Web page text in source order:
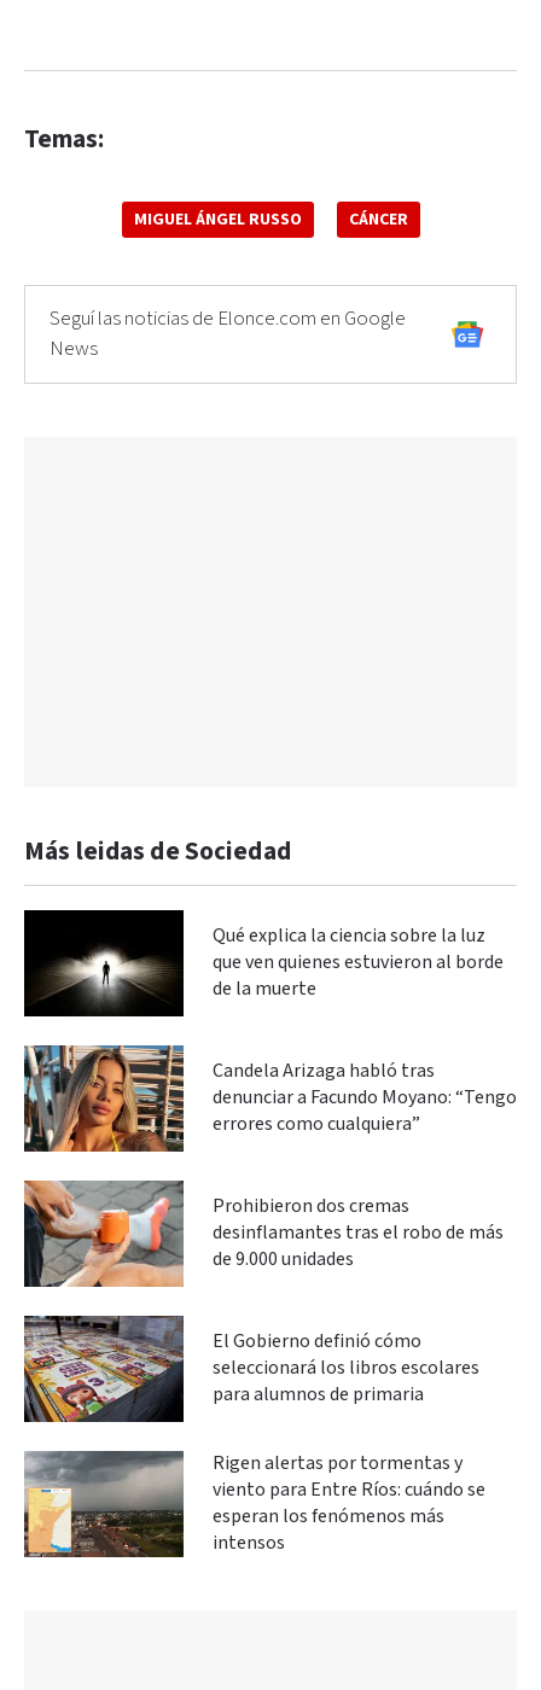
Temas:
MIGUEL ÁNGEL RUSSO CÁNCER
Seguí las noticias de Elonce.com en Google
News
Más leidas de Sociedad
Qué explica la ciencia sobre la luz
que ven quienes estuvieron al borde
de la muerte
Candela Arizaga habló tras
denunciar a Facundo Moyano: “Tengo
errores como cualquiera”
Prohibieron dos cremas
desinflamantes tras el robo de más
de 9.000 unidades
El Gobierno definió cómo
seleccionará los libros escolares
para alumnos de primaria
Rigen alertas por tormentas y
viento para Entre Ríos: cuándo se
esperan los fenómenos más
intensos